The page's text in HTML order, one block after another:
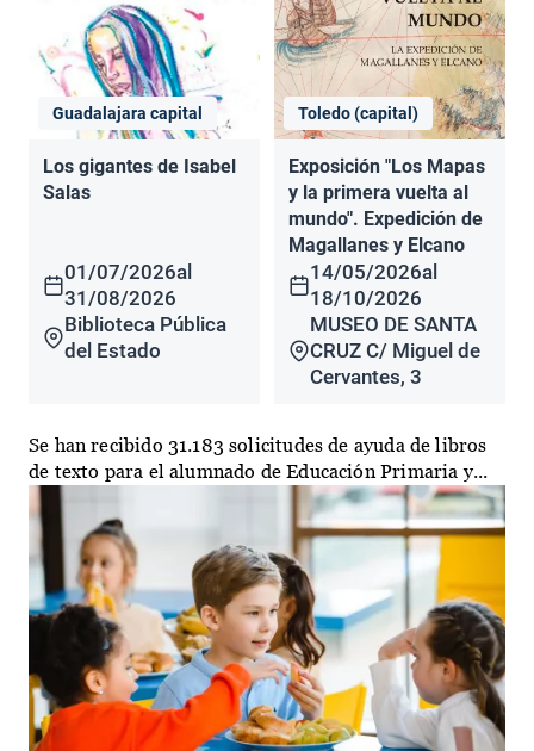
Guadalajara capital
Los gigantes de Isabel
Salas
01/07/2026al
31/08/2026
Biblioteca Pública
del Estado
Toledo (capital)
Exposición "Los Mapas
y la primera vuelta al
mundo". Expedición de
Magallanes y Elcano
14/05/2026al
18/10/2026
MUSEO DE SANTA
CRUZ C/ Miguel de
Cervantes, 3
Se han recibido 31.183 solicitudes de ayuda de libros
de texto para el alumnado de Educación Primaria y...